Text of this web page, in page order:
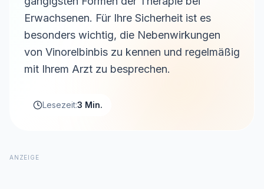
Erwachsenen. Für Ihre Sicherheit ist es
besonders wichtig, die Nebenwirkungen
von Vinorelbinbis zu kennen und regelmäßig
mit Ihrem Arzt zu besprechen.
Lesezeit:3 Min.
ANZEIGE